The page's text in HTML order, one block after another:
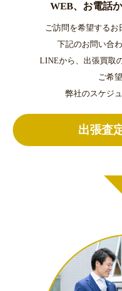
WEB、お電話
ご訪問を希望するお
下記のお問い合
LINEから、出張買取
ご希
弊社のスケジ
出張査